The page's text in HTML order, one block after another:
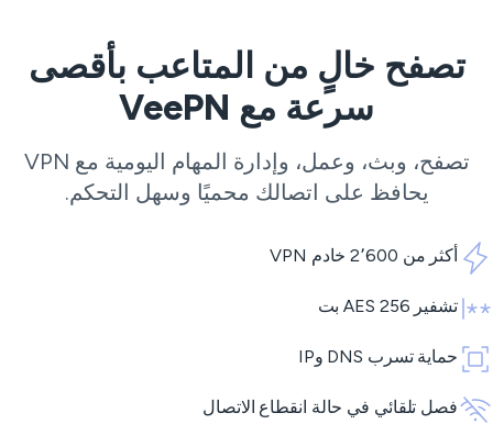
تصفح خالٍ من المتاعب بأقصى
سرعة مع VeePN
تصفح، وبث، وعمل، وإدارة المهام اليومية مع VPN
يحافظ على اتصالك محميًا وسهل التحكم.
أكثر من 2٬600 خادم VPN
تشفير AES 256 بت
حماية تسرب DNS وIP
فصل تلقائي في حالة انقطاع الاتصال